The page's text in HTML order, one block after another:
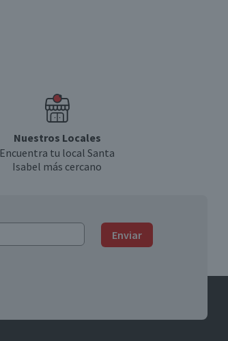
Nuestros Locales
Encuentra tu local Santa
Isabel más cercano
Enviar